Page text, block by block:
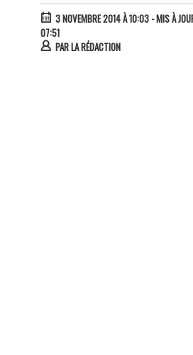
3 NOVEMBRE 2014 À 10:03- MIS À
07:51
PARLA RÉDACTION